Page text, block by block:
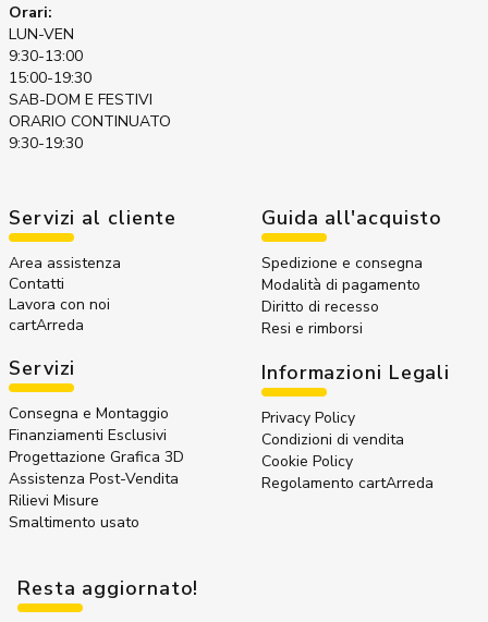
Orari:
LUN-VEN
9:30-13:00
15:00-19:30
SAB-DOM E FESTIVI
ORARIO CONTINUATO
9:30-19:30
Servizi al cliente
Area assistenza
Contatti
Lavora con noi
cartArreda
Servizi
Consegna e Montaggio
Finanziamenti Esclusivi
Progettazione Grafica 3D
Assistenza Post-Vendita
Rilievi Misure
Smaltimento usato
Guida all'acquisto
Spedizione e consegna
Modalità di pagamento
Diritto di recesso
Resi e rimborsi
Informazioni Legali
Privacy Policy
Condizioni di vendita
Cookie Policy
Regolamento cartArreda
Resta aggiornato!